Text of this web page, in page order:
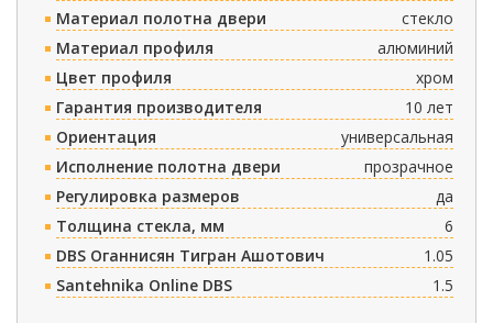
Материал полотна двери
стекло
Материал профиля
алюминий
Цвет профиля
хром
Гарантия производителя
10 лет
Ориентация
универсальная
Исполнение полотна двери
прозрачное
Регулировка размеров
да
Толщина стекла, мм
6
DBS Оганнисян Тигран Ашотович
1.05
Santehnika Online DBS
1.5